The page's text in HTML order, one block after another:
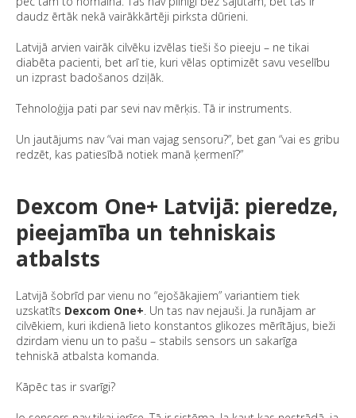
daudz ērtāk nekā vairākkārtēji pirksta dūrieni.
Latvijā arvien vairāk cilvēku izvēlas tieši šo pieeju – ne tikai
diabēta pacienti, bet arī tie, kuri vēlas optimizēt savu veselību
un izprast badošanos dziļāk.
Tehnoloģija pati par sevi nav mērķis. Tā ir instruments.
Un jautājums nav “vai man vajag sensoru?”, bet gan “vai es gribu
redzēt, kas patiesībā notiek manā ķermenī?”
Dexcom One+ Latvijā: pieredze,
pieejamība un tehniskais
atbalsts
Latvijā šobrīd par vienu no “ejošākajiem” variantiem tiek
uzskatīts Dexcom One+. Un tas nav nejauši. Ja runājam ar
cilvēkiem, kuri ikdienā lieto konstantos glikozes mērītājus, bieži
dzirdam vienu un to pašu – stabils sensors un sakarīga
tehniskā atbalsta komanda.
Kāpēc tas ir svarīgi?